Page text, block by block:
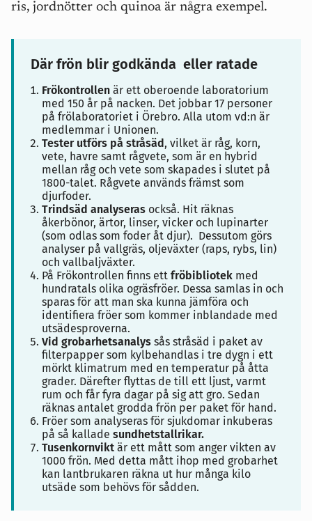
ris, jordnötter och quinoa är några exempel.
Där frön blir godkända eller ratade
Frökontrollen är ett oberoende laboratorium
med 150 år på nacken. Det jobbar 17 personer
på frölaboratoriet i Örebro. Alla utom vd:n är
medlemmar i Unionen.
Tester utförs på stråsäd, vilket är råg, korn,
vete, havre samt rågvete, som är en hybrid
mellan råg och vete som skapades i slutet på
1800-talet. Rågvete används främst som
djurfoder.
Trindsäd analyseras också. Hit räknas
åkerbönor, ärtor, linser, vicker och lupinarter
(som odlas som foder åt djur). Dessutom görs
analyser på vallgräs, oljeväxter (raps, rybs, lin)
och vallbaljväxter.
På Frökontrollen finns ett fröbibliotek med
hundratals olika ogräsfröer. Dessa samlas in och
sparas för att man ska kunna jämföra och
identifiera fröer som kommer inblandade med
utsädesproverna.
Vid grobarhetsanalys sås stråsäd i paket av
filterpapper som kylbehandlas i tre dygn i ett
mörkt klimatrum med en temperatur på åtta
grader. Därefter flyttas de till ett ljust, varmt
rum och får fyra dagar på sig att gro. Sedan
räknas antalet grodda frön per paket för hand.
Fröer som analyseras för sjukdomar inkuberas
på så kallade sundhetstallrikar.
Tusenkornvikt är ett mått som anger vikten av
1000 frön. Med detta mått ihop med grobarhet
kan lantbrukaren räkna ut hur många kilo
utsäde som behövs för sådden.